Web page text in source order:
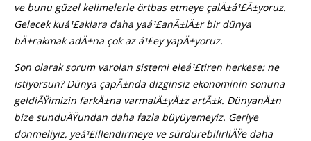
ve bunu güzel kelimelerle örtbas etmeye çalÄ±á¹£Ä±yoruz.
Gelecek kuá¹£aklara daha yaá¹£anÄ±lÄ±r bir dünya
bÄ±rakmak adÄ±na çok az á¹£ey yapÄ±yoruz.
Son olarak sorum varolan sistemi eleá¹£tiren herkese: ne
istiyorsun? Dünya çapÄ±nda dizginsiz ekonominin sonuna
geldiÄŸimizin farkÄ±na varmalÄ±yÄ±z artÄ±k. DünyanÄ±n
bize sunduÄŸundan daha fazla büyüyemeyiz. Geriye
dönmeliyiz, yeá¹£illendirmeye ve sürdürebilirliÄŸe daha